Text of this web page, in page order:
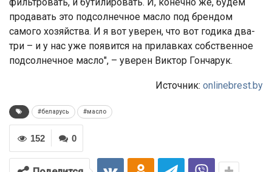
продавать это подсолнечное масло под брендом
самого хозяйства. И я вот уверен, что вот годика два-
три – и у нас уже появится на прилавках собственное
подсолнечное масло", – уверен Виктор Гончарук.
Источник: onlinebrest.by
#беларусь #масло
0
152